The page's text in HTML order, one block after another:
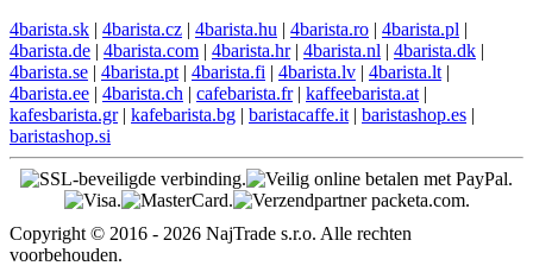
4barista.sk | 4barista.cz | 4barista.hu | 4barista.ro | 4barista.pl |
4barista.de | 4barista.com | 4barista.hr| 4barista.nl | 4barista.dk |
4barista.se | 4barista.pt | 4barista.fi | 4barista.lv | 4barista.lt |
4barista.ee | 4barista.ch | cafebarista.fr| kaffeebarista.at |
kafesbarista.gr| kafebarista.bg | baristacaffe.it | baristashop.es |
baristashop.si
Copyright © 2016 - 2026 NajTrade s.r.o. Alle rechten
voorbehouden.